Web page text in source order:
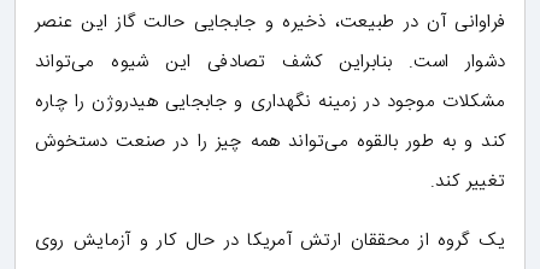
فراوانی آن در طبیعت، ذخیره و جابجایی حالت گاز این عنصر
دشوار است. بنابراین کشف تصادفی این شیوه می‌تواند
مشکلات موجود در زمینه نگهداری و جابجایی هیدروژن را چاره
کند و به طور بالقوه می‌تواند همه چیز را در صنعت دستخوش
تغییر کند.
یک گروه از محققان ارتش آمریکا در حال کار و آزمایش روی